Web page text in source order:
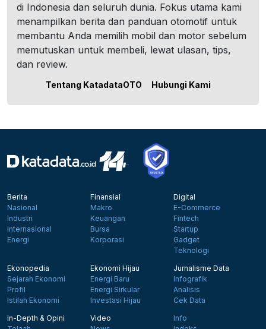
di Indonesia dan seluruh dunia. Fokus utama kami
menampilkan berita dan panduan otomotif untuk
membantu Anda memilih mobil dan motor sebelum
memutuskan untuk membeli, lewat ulasan, tips,
dan review.
Tentang KatadataOTO Hubungi Kami
Berita
Nasional
Industri
Internasional
Energi
Finansial
Makro
Keuangan
Bursa
Korporasi
Digital
E-Commerce
Fintech
Startup
Gadget
Teknologi
Ekonopedia
Sejarah Ekonomi
Profil
Istilah Ekonomi
Ekonomi Hijau
Energi Baru
Energi Sirkular
Investasi Hijau
Jurnalisme Data
Infografik
Analisis
Cek Data
In-Depth & Opini
Video
Info